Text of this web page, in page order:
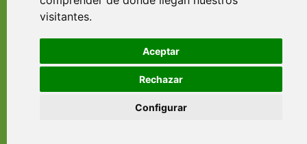
visitantes.
Aceptar
Rechazar
Configurar
EL RINCÓN DE ESCALANTE
La casa
Aviso legal-Política de cookies-Política de privacidad
TARIFAS
Correo electrónico- 664 802 202
LOCALIZACION
Barrio de Baranda, 2. Escalante. CANTABRIA